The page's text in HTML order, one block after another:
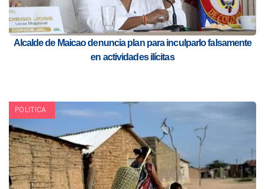
Alcalde de Maicao denuncia plan para inculparlo falsamente
en actividades ilícitas
POLITICA